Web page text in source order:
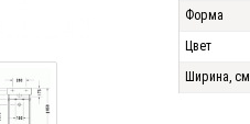
Форма
Цвет
Ширина, см